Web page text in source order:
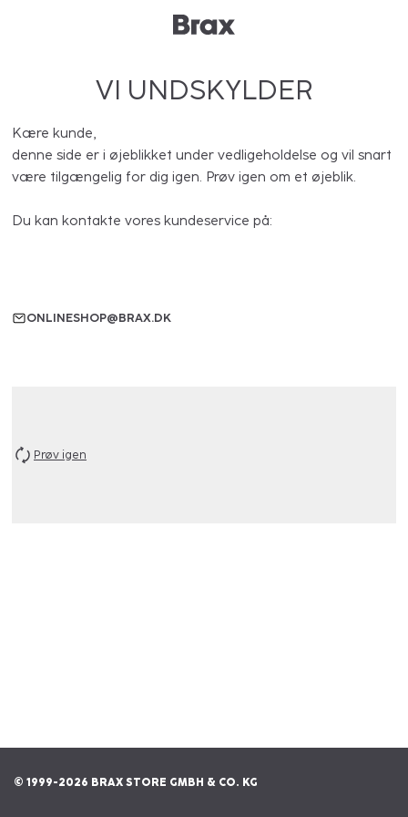
VI UNDSKYLDER
Kære kunde,
denne side er i øjeblikket under vedligeholdelse og vil snart
være tilgængelig for dig igen. Prøv igen om et øjeblik.
Du kan kontakte vores kundeservice på:
ONLINESHOP@BRAX.DK
Prøv igen
© 1999-2026 BRAX STORE GMBH & CO. KG